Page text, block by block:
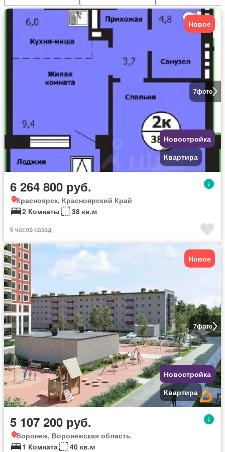
7фото
Новое
Новостройка
Квартира
6 264 800 руб.
Красноярск, Красноярский Край
2 Комнаты
38 кв.м
6 часов назад
7фото
Новое
Новостройка
Квартира
5 107 200 руб.
Воронеж, Воронежская область
1 Комната
40 кв.м